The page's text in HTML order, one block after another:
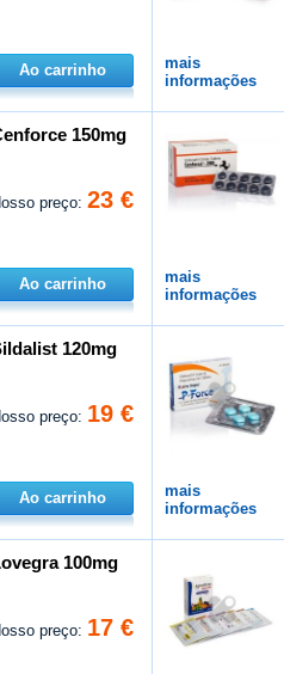
Ao carrinho
mais
informações
150mg
preço:23 €
Ao carrinho
mais
informações
120mg
preço: 19 €
Ao carrinho
mais
informações
100mg
preço: 17 €